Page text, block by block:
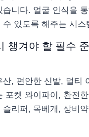
니다. 얼굴 인식을 통
수 있도록 해주는 시스
챙겨야 할 필수
산, 편안한 신발, 멀티
포켓 와이파이, 환전
리퍼, 목베개, 상비약